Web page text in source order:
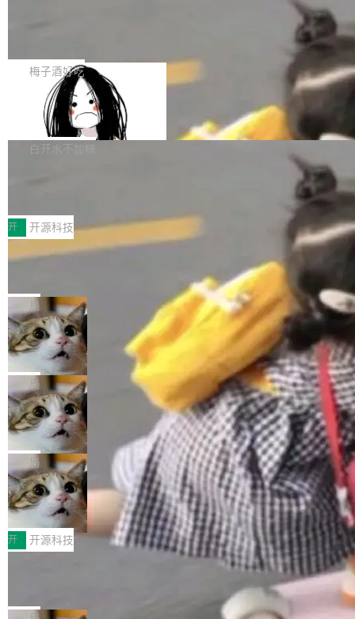
提交的编辑请求也长期处于待处理状态。 Groki
pedia 于去年底上线，定位为由人工智能生成内
容的百科平台，被马斯克视为传统众包百科网站
维基百科的替代方案。Lawfare 调查发现，无论
热门页面还是低关注度页面，均未出现近期更
是这样的：配 MessageSource 的 Bean、写 R
eloadableResourceBundleMessageSource、
声明 LocaleResolver、注册 LocaleChangeInt
erceptor…五六步之后才能看到第一行翻译文
本。 Solon 换了个方式。整个 i18n 模块围绕三
梅子酒好吃
Apache Doris 4.1 全面增强 Iceberg：
支持 UPDATE、MERGE INTO 与 Iceb
erg V3
Apache Doris 4.1 要补齐的，正是缺失的那一
半。在已有查询能力的基础上，Doris 进一步支
常维护操作，并完整支持 Iceberg V3 格式。
白开水不加糖
村国家自主创新示范区会议中心开幕。本届大会
由中关村智联软件服务业质量创新联盟主办，以
“智构可信·质创未来——AI原生时代的质量新范
式”为主题，直面AI从实验室走向规模化产业落地
的核心质量命题。会上，《2026智能研发生产力
工具选型手册》发布，Testin云测的Testin XAge
nt智能测试系统入选AI测试领域代表产品。对CI
O而言，这提示了一个转变：AI测试正在从效率
工具升级为企业的质量基础设施。 CIO面对的新
现实 过去两年，CIO们的焦虑清单上多了两项：
一是如何让大模型和智能体应用安全地从PoC走
向生产，二是如何让测试团队跟得上AI应用...
开 开源科技
让非法状态不可表示：一篇关于 ADT
有一种东西，一旦用过就回不去了。Alex Fedos
eev 管它叫"软件设计的基石"。 他说的东西不新
鲜——代数数据类型（ADT），尤其是和类型
（sum type）。但他说清楚了一件事：这不是类
型系统的学术体操，是日常编码的思维方式。 文
章从一个简单的例子切入。一个网站的深色主题
设置，如果用布尔值 + 可空字段来表示——bool
ean 表示是否可切换，nullable 的默认模式、浅
色方案、深色方案——会产生大量无意义的组
合。方案缺了、配置冲突了、全 null 了。要知道
哪些组合有效，作者说，你得靠"文档、校验、或
者部落知识"。 换个写法。Rust 的 enum，两个
变体：Switchable...
局
Cloudflare 开源内部企业 AI 平台 Clou
dflare OS
Cloudflare 发布了一个开源项目 Cloudflare O
S。如果你只看官方博客，你会觉得这是又一
个"AI 知识库 + 聊天机器人"——每个大厂都在
做，没什么新鲜的。 但 Kenton Varda 在 Twitte
r 上把事情说清楚了： 今天我们发布了 Cloudfla
re OS，一个带连接器的聊天机器人，跟其他所
有科技公司做的一样。只不过，实际上它不一
样。这是 Sandstorm.io 的重制版，我十年前的
那个创业公司。不同的是，这次它构建在 Cloudf
lare Workers 上——我花了九年时间搭建的平台
——并且深度集成了 AI。这基本上是我十年秘密
局
Deno 团队开源 Celld，可自托管的分
布式 Durable Objects
Ryan Dahl 领导的 Deno 团队推出了最新开源项
目 Celld，一个能在自己机器上运行 Cloudflare
Workers 和 Durable Objects 的守护进程。 设
计思路很直接：每个对象是一个独立的 SQLite
数据库，按名称寻址，复制到你自己的 S3 兼容
存储库里。节点之间只通过这个存储库协调——
没有控制平面，没有共识协议。每个对象自带一
个小型数据库，应用天然按分片构建，单个数据
库的竞争和爆炸半径问题在设计层面就被消除
了。 闲置的 cell 会休眠到几乎不占资源。当 cel
局
鲁大师7月新机性能/流畅/AI榜：vivo夺
性能、流畅双第一，三星Galaxy Z系列
新折叠缺席
2026年7月的手机市场，由于存储等硬件成本暴
增，手机厂商的日子也不好过啊，新机速度明显
放缓，因此硝烟味淡了许多。新机参数规格除开
Fold8 / Z Flip8）外，其余要么是中低端机器，
例如iQOO Z11i、REDMI Note 17、REDMI No
开 开源科技
Zed 编辑器团队发布了新项目——DeltaDB，一
个在 git commit 之间记录每一次编辑操作的版